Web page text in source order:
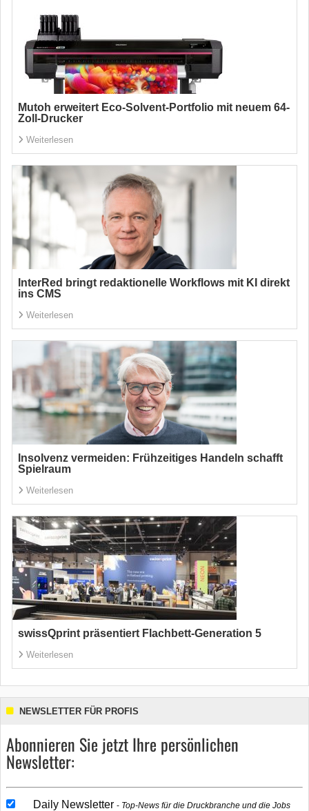
Mutoh erweitert Eco-Solvent-Portfolio mit neuem 64-
Zoll-Drucker
Weiterlesen
InterRed bringt redaktionelle Workflows mit KI direkt
ins CMS
Weiterlesen
Insolvenz vermeiden: Frühzeitiges Handeln schafft
Spielraum
Weiterlesen
swissQprint präsentiert Flachbett-Generation 5
Weiterlesen
NEWSLETTER FÜR PROFIS
Abonnieren Sie jetzt Ihre persönlichen
Newsletter:
Daily Newsletter
Top-News für die Druckbranche und die Jobs